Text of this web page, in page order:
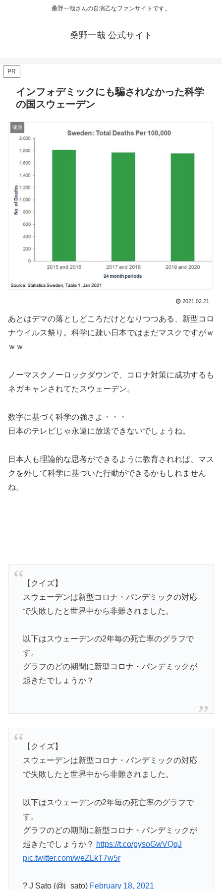
桑野一哉さんの自演乙なファンサイトです。
桑野一哉 公式サイト
PR
インフォデミックにも騙されなかった科学
の国スウェーデン
健康
2021.02.21
あとはデマの落としどころだけとなりつつある、新型コロ
ナウイルス祭り。科学に疎い日本ではまだマスクですがｗ
ｗｗ
ノーマスクノーロックダウンで、コロナ対策に成功するも
ネガキャンされてたスウェーデン。
数字に基づく科学の強さよ・・・
日本のテレビじゃ永遠に放送できないでしょうね。
日本人も理論的な思考ができるように教育されれば、マス
クを外して科学に基づいた行動ができるかもしれません
ね。
【クイズ】
スウェーデンは新型コロナ・パンデミックの対応
で失敗したと世界中から非難されました。
以下はスウェーデンの2年毎の死亡率のグラフで
す。
グラフのどの期間に新型コロナ・パンデミックが
起きたでしょうか？
【クイズ】
スウェーデンは新型コロナ・パンデミックの対応
で失敗したと世界中から非難されました。
以下はスウェーデンの2年毎の死亡率のグラフで
す。
グラフのどの期間に新型コロナ・パンデミックが
起きたでしょうか？ https://t.co/pysoGwVQqJ
pic.twitter.com/weZLkT7w5r
? J Sato (@j_sato) February 18, 2021